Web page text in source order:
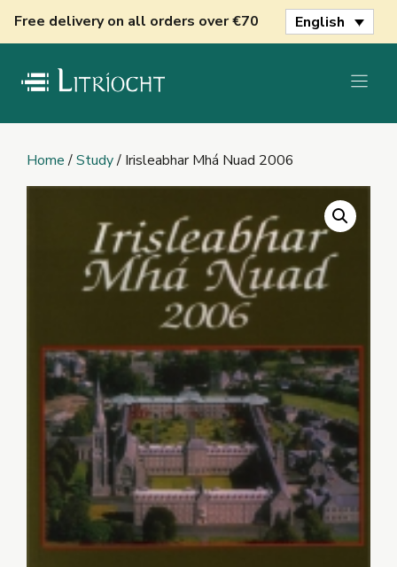
Free delivery on all orders over €70 English
Home/Study/ Irisleabhar Mhá Nuad 2006